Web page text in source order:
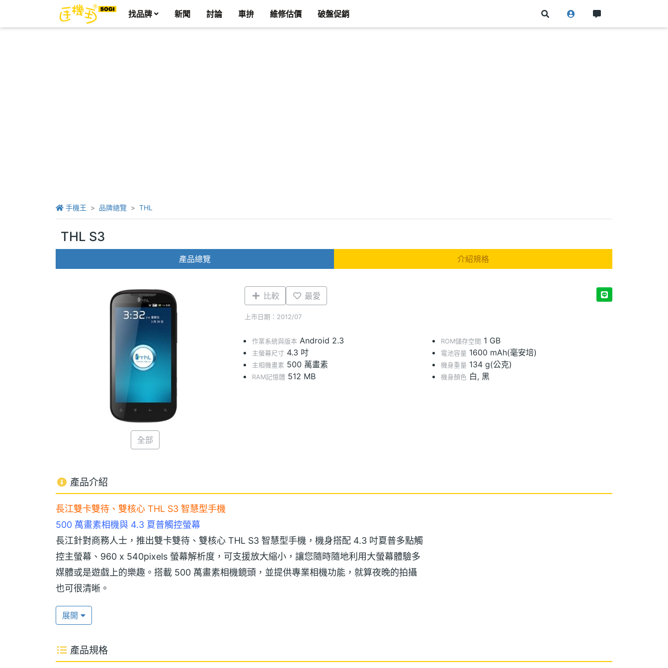
找品牌 新聞 討論 車拚 維修估價 破盤促銷
手機王 品牌總覽 THL
THL S3
產品總覽 介紹規格
全部
比較 最愛
上市日期：2012/07
作業系統與版本 Android 2.3
主螢幕尺寸 4.3 吋
主相機畫素 500 萬畫素
RAM記憶體 512 MB
ROM儲存空間 1 GB
電池容量 1600 mAh(毫安培)
機身重量 134 g(公克)
機身顏色 白, 黑
產品介紹
長江雙卡雙待、雙核心 THL S3 智慧型手機
500 萬畫素相機與 4.3 夏普觸控螢幕
長江針對商務人士，推出雙卡雙待、雙核心 THL S3 智慧型手機，機身搭配 4.3 吋夏普多點觸
控主螢幕、960 x 540pixels 螢幕解析度，可支援放大縮小，讓您隨時隨地利用大螢幕體驗多
媒體或是遊戲上的樂趣。搭載 500 萬畫素相機鏡頭，並提供專業相機功能，就算夜晚的拍攝
也可很清晰。
迅速的處器性能
THL S3 採用 Android 2.3.6 作業系統，內建聯發科 MTK6575, 1GHz + NXP5209, 400MHz
雙核心處理器，並使用 SGX 531 高階獨立顯示晶片 GPU，加上 512MB RAM / 1GB ROM 記
展開
產品規格